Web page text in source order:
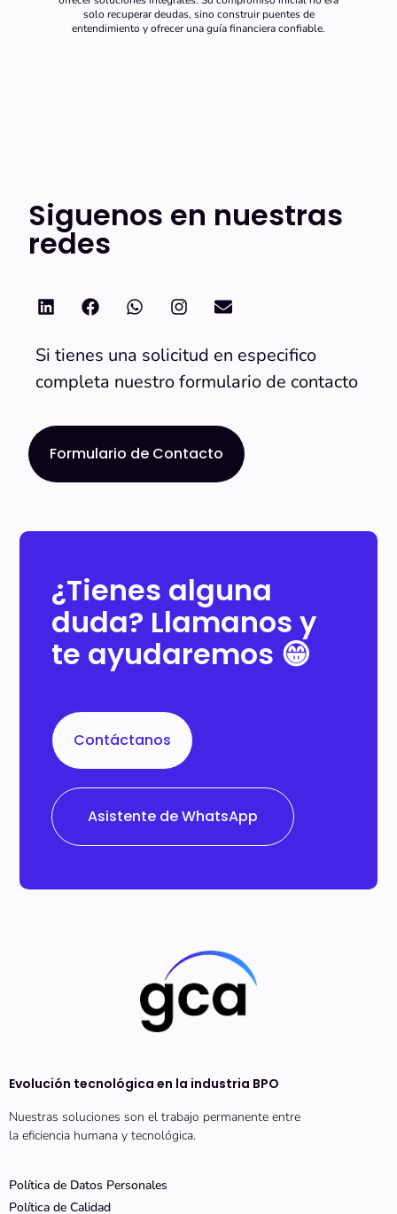
solo recuperar deudas, sino construir puentes de
entendimiento y ofrecer una guía financiera confiable.
Siguenos en nuestras
redes
Si tienes una solicitud en especifico
completa nuestro formulario de contacto
Formulario de Contacto
¿Tienes alguna
duda? Llamanos y
te ayudaremos 😁
Contáctanos
Asistente de WhatsApp
Evolución tecnológica en la industria BPO
Nuestras soluciones son el trabajo permanente entre
la eficiencia humana y tecnológica.
Política de Datos Personales
Política de Calidad